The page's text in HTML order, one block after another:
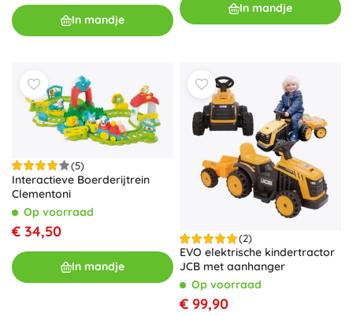
In mandje
In mandje
(5)
Interactieve Boerderijtrein
Clementoni
Op voorraad
€ 34,50
In mandje
(2)
EVO elektrische kindertractor
JCB met aanhanger
Op voorraad
€ 99,90